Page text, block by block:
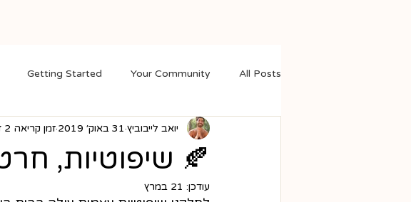
All Posts
Your Community
Getting Started
🍂 שיפוטיות,
יואב לייבוביץ 31 באוק׳ 2019 זמן קריאה 2 דקות
עודכן: 21 במרץ